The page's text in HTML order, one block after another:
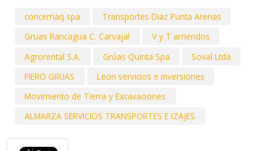
concemaq spa
Transportes Diaz Punta Arenas
Gruas Rancagua C. Carvajal
V y T arriendos
Agrorental S.A.
Grúas Quinta Spa
Soval Ltda
FIERO GRUAS
Leon servicios e inversiones
Movimiento de Tierra y Excavaciones
ALMARZA SERVICIOS TRANSPORTES E IZAJES